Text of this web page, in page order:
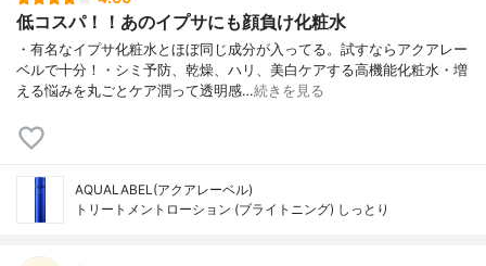
低コスパ！！あのイプサにも顔負け化粧水
・有名なイプサ化粧水とほぼ同じ成分が入ってる。試すならアクアレー
ベルで十分！・シミ予防、乾燥、ハリ、美白ケアする高機能化粧水・増
える悩みを丸ごとケア潤って透明感…続きを見る
AQUALABEL(アクアレーベル)
トリートメントローション (ブライトニング) しっとり